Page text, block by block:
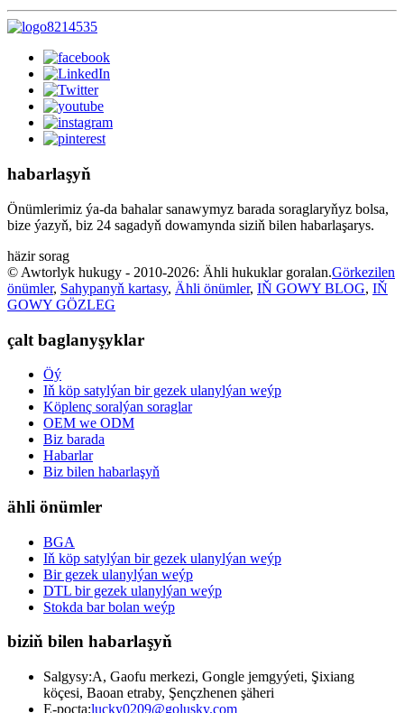
habarlaşyň
Önümlerimiz ýa-da bahalar sanawymyz barada soraglaryňyz bolsa,
bize ýazyň, biz 24 sagadyň dowamynda siziň bilen habarlaşarys.
häzir sorag
© Awtorlyk hukugy - 2010-2026: Ähli hukuklar goralan.Görkezilen
önümler, Sahypanyň kartasy, Ähli önümler, IŇ GOWY BLOG, IŇ
GOWY GÖZLEG
çalt baglanyşyklar
Öý
Iň köp satylýan bir gezek ulanylýan weýp
Köplenç soralýan soraglar
OEM we ODM
Biz barada
Habarlar
Biz bilen habarlaşyň
ähli önümler
BGA
Iň köp satylýan bir gezek ulanylýan weýp
Bir gezek ulanylýan weýp
DTL bir gezek ulanylýan weýp
Stokda bar bolan weýp
biziň bilen habarlaşyň
Salgysy:A, Gaofu merkezi, Gongle jemgyýeti, Şixiang
köçesi, Baoan etraby, Şençzhenen şäheri
E-poçta:lucky0209@golusky.com